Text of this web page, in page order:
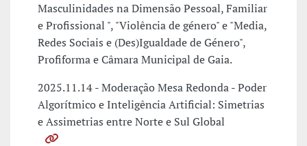
Masculinidades na Dimensão Pessoal, Familiar
e Profissional ", "Violência de género" e "Media,
Redes Sociais e (Des)Igualdade de Género",
Profiforma e Câmara Municipal de Gaia.
2025.11.14 - Moderação Mesa Redonda - Poder
Algorítmico e Inteligência Artificial: Simetrias
e Assimetrias entre Norte e Sul Global